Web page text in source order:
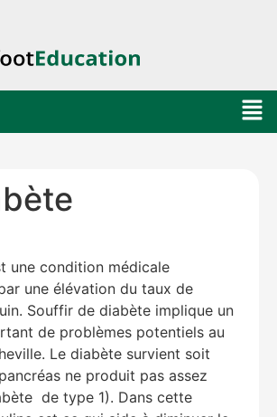
une condition médicale
une élévation du taux de
Souffir de diabète implique un
de problèmes potentiels au
Le diabète survient soit
ne produit pas assez
de type 1). Dans cette